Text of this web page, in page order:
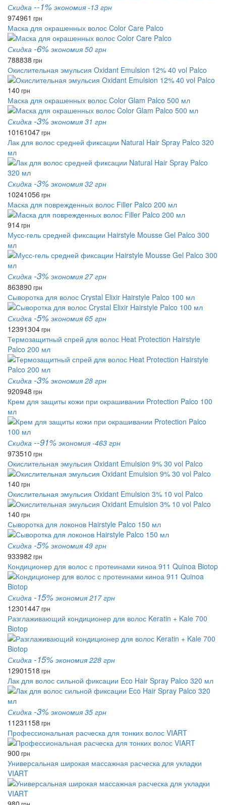
Скидка --1% экономия -13 грн
974961 грн
Маска для окрашенных волос Color Care Palco
Скидка -6% экономия 50 грн
788838 грн
Окислительная эмульсия Oxidant Emulsion 12% 40 vol Palco
140 грн
Маска для окрашенных волос Color Glam Palco 500 мл
Скидка -3% экономия 31 грн
10161047грн
Лак для волос средней фиксации Natural Hair Spray Palco 320
мл
Скидка -3% экономия 32 грн
10241056 грн
Маска для поврежденных волос Filler Palco 200 мл
914грн
Мусс-гель средней фиксации Hairstyle Mousse Gel Palco 300
мл
Скидка -3% экономия 27 грн
863890 грн
Сыворотка для волос Crystal Elixir Hairstyle Palco 100 мл
Скидка -5% экономия 65 грн
12391304грн
Термозащитный спрей для волос Heat Protection Hairstyle
Palco 200 мл
Скидка -3% экономия 28 грн
920948 грн
Крем для защиты кожи при окрашивании Protection Palco 100
мл
Скидка --91% экономия -463 грн
973510 грн
Окислительная эмульсия Oxidant Emulsion 9% 30 vol Palco
140 грн
Окислительная эмульсия Oxidant Emulsion 3% 10 vol Palco
140 грн
Сыворотка для локонов Hairstyle Palco 150 мл
Скидка -5% экономия 49 грн
933982 грн
Кондиционер для волос с протеинами киноа 911 Quinoa Biotop
Скидка -15% экономия 217 грн
12301447грн
Разглаживающий кондиционер для волос Keratin + Kale 700
Biotop
Скидка -15% экономия 228 грн
12901518 грн
Лак для волос сильной фиксации Eco Hair Spray Palco 320 мл
Скидка -3% экономия 35 грн
11231158 грн
Профессиональная расческа для тонких волос VIART
900 грн
Универсальная широкая массажная расческа для укладки
VIART